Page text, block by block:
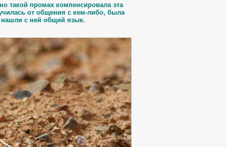
такой промах компенсировала эта
от общения с кем-либо, была
нашли с ней общий язык.